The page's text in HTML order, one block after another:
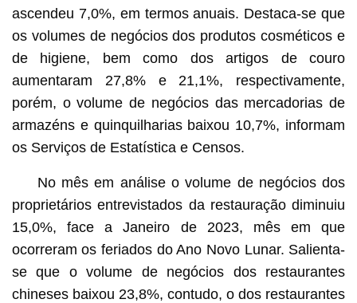
ascendeu 7,0%, em termos anuais. Destaca-se que
os volumes de negócios dos produtos cosméticos e
de higiene, bem como dos artigos de couro
aumentaram 27,8% e 21,1%, respectivamente,
porém, o volume de negócios das mercadorias de
armazéns e quinquilharias baixou 10,7%, informam
os Serviços de Estatística e Censos.
No mês em análise o volume de negócios dos
proprietários entrevistados da restauração diminuiu
15,0%, face a Janeiro de 2023, mês em que
ocorreram os feriados do Ano Novo Lunar. Salienta-
se que o volume de negócios dos restaurantes
chineses baixou 23,8%, contudo, o dos restaurantes